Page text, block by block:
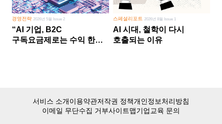
경영전략 2026년 5월 Issue 2
“AI 기업, B2C
구독요금제로는 수익 한계
스페셜리포트 2026년 8월 Issue 1
AI 시대, 철학이 다시
호출되는 이유
서비스 소개이용약관저작권 정책개인정보처리방침
이메일 무단수집 거부사이트맵기업교육 문의